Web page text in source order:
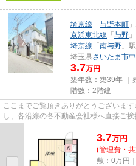
埼京線 「 与野本町
京浜東北線 「 与野
埼京線 「 南与野 」
埼玉県さいたま市
3.7万円
築年数：築39年 ｜
階数：2階建
ここまでご覧頂きありがとうございま
し、各沿線の各不動産会社様へ直接ご
3.7万円
(管理費・
敷：0万円